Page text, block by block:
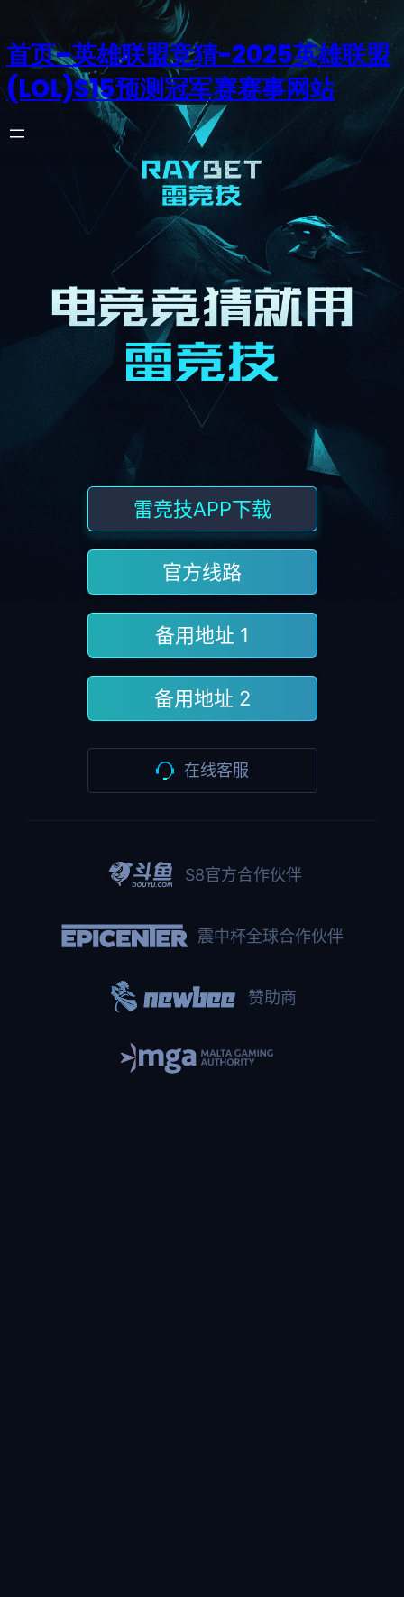
首页–英雄联盟竞猜-2025英雄联盟
(LOL)S15预测冠军赛赛事网站